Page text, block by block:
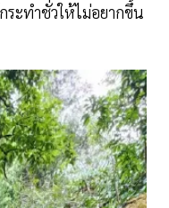
ะทำชั่วให้ไม่อยากขึ้น